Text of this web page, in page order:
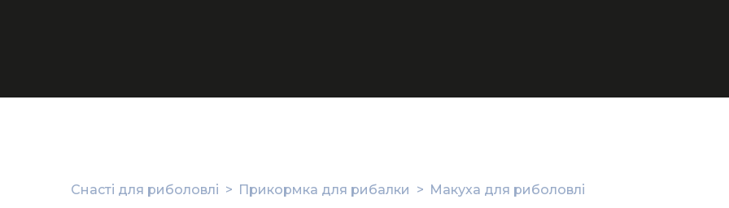
Снасті для риболовлі Прикормка для рибалки Макуха для риболовлі